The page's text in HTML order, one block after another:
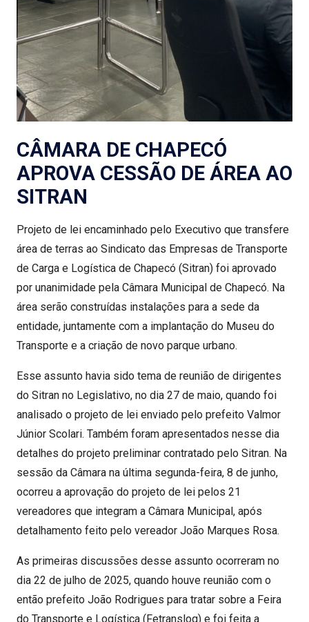
CÂMARA DE CHAPECÓ
APROVA CESSÃO DE ÁREA AO
SITRAN
Projeto de lei encaminhado pelo Executivo que transfere
área de terras ao Sindicato das Empresas de Transporte
de Carga e Logística de Chapecó (Sitran) foi aprovado
por unanimidade pela Câmara Municipal de Chapecó. Na
área serão construídas instalações para a sede da
entidade, juntamente com a implantação do Museu do
Transporte e a criação de novo parque urbano.
Esse assunto havia sido tema de reunião de dirigentes
do Sitran no Legislativo, no dia 27 de maio, quando foi
analisado o projeto de lei enviado pelo prefeito Valmor
Júnior Scolari. Também foram apresentados nesse dia
detalhes do projeto preliminar contratado pelo Sitran. Na
sessão da Câmara na última segunda-feira, 8 de junho,
ocorreu a aprovação do projeto de lei pelos 21
vereadores que integram a Câmara Municipal, após
detalhamento feito pelo vereador João Marques Rosa.
As primeiras discussões desse assunto ocorreram no
dia 22 de julho de 2025, quando houve reunião com o
então prefeito João Rodrigues para tratar sobre a Feira
do Transporte e Logística (Fetranslog) e foi feita a